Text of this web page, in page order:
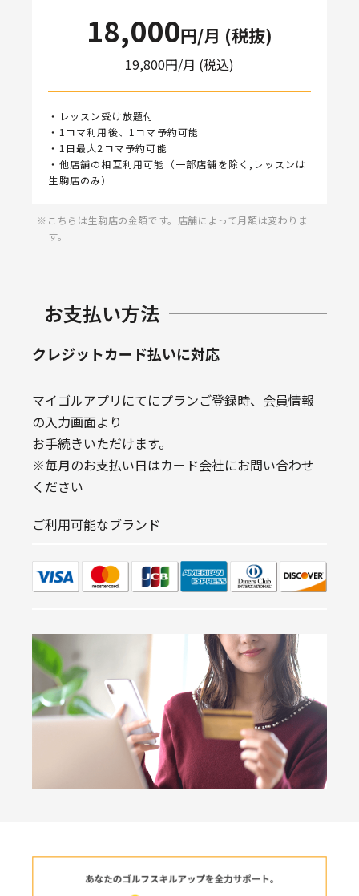
18,000円/月 (税抜)
19,800円/月 (税込)
・レッスン受け放題付
・1コマ利用後、1コマ予約可能
・1日最大2コマ予約可能
・他店舗の相互利用可能（一部店舗を除く,レッスンは
生駒店のみ）
こちらは生駒店の金額です。店舗によって月額は変わりま
す。
お支払い方法
クレジットカード払いに対応
マイゴルアプリにてにプランご登録時、会員情報
の入力画面より
お手続きいただけます。
※毎月のお支払い日はカード会社にお問い合わせ
ください
ご利用可能なブランド